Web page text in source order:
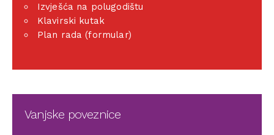
Izvješća na polugodištu
Klavirski kutak
Plan rada (formular)
Vanjske poveznice